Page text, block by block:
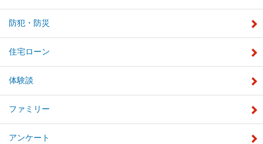
防犯・防災
住宅ローン
体験談
ファミリー
アンケート